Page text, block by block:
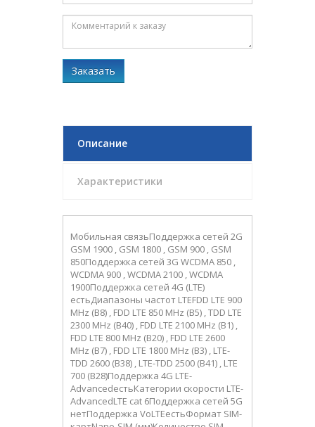
Заказать
Описание
Характеристики
Мобильная связьПоддержка сетей 2G
GSM 1900 , GSM 1800 , GSM 900 , GSM
850Поддержка сетей 3G WCDMA 850 ,
WCDMA 900 , WCDMA 2100 , WCDMA
1900Поддержка сетей 4G (LTE)
естьДиапазоны частот LTEFDD LTE 900
MHz (B8) , FDD LTE 850 MHz (B5) , TDD LTE
2300 MHz (B40) , FDD LTE 2100 MHz (B1) ,
FDD LTE 800 MHz (B20) , FDD LTE 2600
MHz (B7) , FDD LTE 1800 MHz (B3) , LTE-
TDD 2600 (B38) , LTE-TDD 2500 (B41) , LTE
700 (B28)Поддержка 4G LTE-
AdvancedестьКатегории скорости LTE-
AdvancedLTE cat 6Поддержка сетей 5G
нетПоддержка VoLTEестьФормат SIM-